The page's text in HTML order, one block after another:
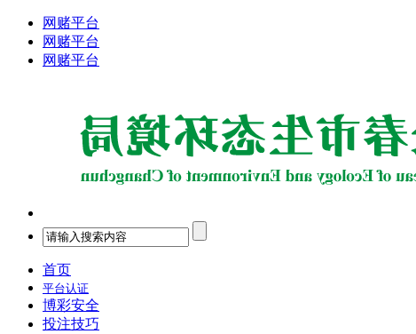
网赌平台
网赌平台
网赌平台
首页
平台认证
博彩安全
投注技巧